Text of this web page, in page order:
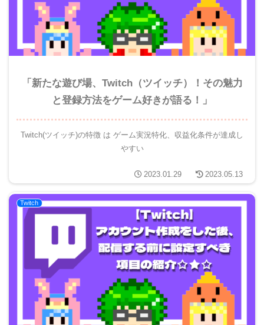
「新たな遊び場、Twitch（ツイッチ）！その魅力
と登録方法をゲーム好きが語る！」
Twitch(ツイッチ)の特徴 は ゲーム実況特化、収益化条件が達成し
やすい
2023.01.29 2023.05.13
Twitch